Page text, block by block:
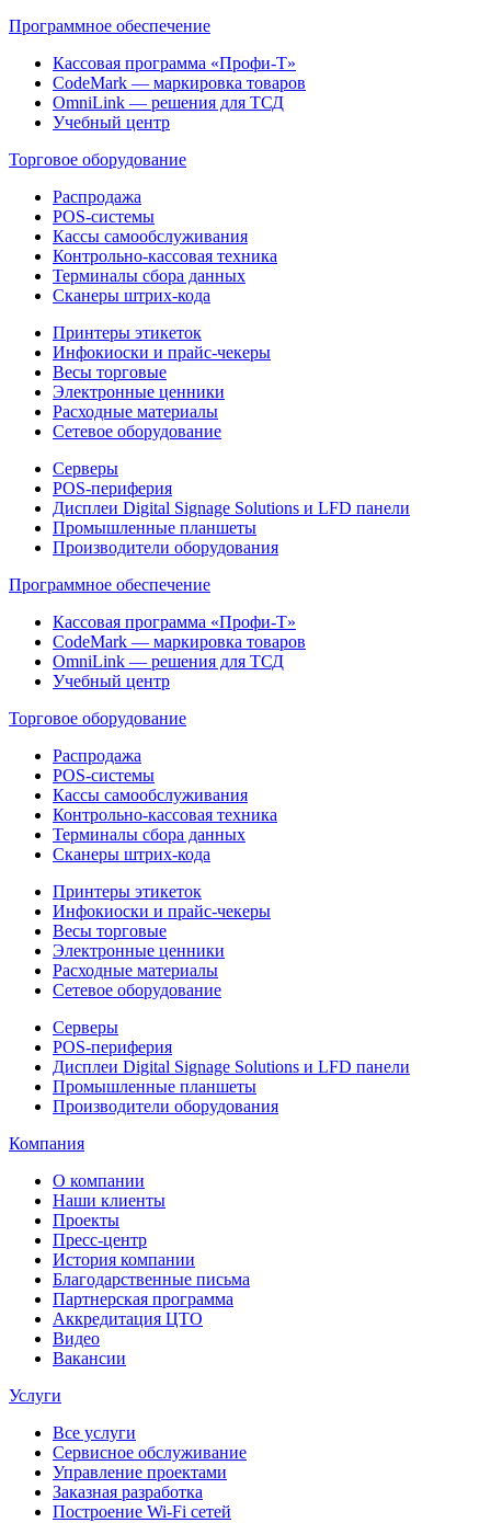
Программное обеспечение
Кассовая программа «Профи-Т»
CodeMark — маркировка товаров
OmniLink — решения для ТСД
Учебный центр
Торговое оборудование
Распродажа
POS-системы
Кассы самообслуживания
Контрольно-кассовая техника
Терминалы сбора данных
Сканеры штрих-кода
Принтеры этикеток
Инфокиоски и прайс-чекеры
Весы торговые
Электронные ценники
Расходные материалы
Сетевое оборудование
Серверы
POS-периферия
Дисплеи Digital Signage Solutions и LFD панели
Промышленные планшеты
Производители оборудования
Программное обеспечение
Кассовая программа «Профи-Т»
CodeMark — маркировка товаров
OmniLink — решения для ТСД
Учебный центр
Торговое оборудование
Распродажа
POS-системы
Кассы самообслуживания
Контрольно-кассовая техника
Терминалы сбора данных
Сканеры штрих-кода
Принтеры этикеток
Инфокиоски и прайс-чекеры
Весы торговые
Электронные ценники
Расходные материалы
Сетевое оборудование
Серверы
POS-периферия
Дисплеи Digital Signage Solutions и LFD панели
Промышленные планшеты
Производители оборудования
Компания
О компании
Наши клиенты
Проекты
Пресс-центр
История компании
Благодарственные письма
Партнерская программа
Аккредитация ЦТО
Видео
Вакансии
Услуги
Все услуги
Сервисное обслуживание
Управление проектами
Заказная разработка
Построение Wi-Fi сетей